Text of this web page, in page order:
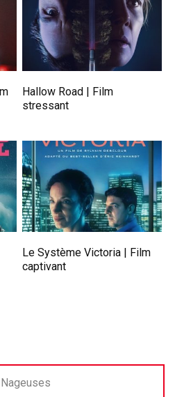
Hallow Road | Film
stressant
Le Système Victoria | Film
captivant